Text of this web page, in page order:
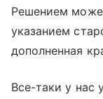
Решением
указанием
дополненная
Все-таки у нас